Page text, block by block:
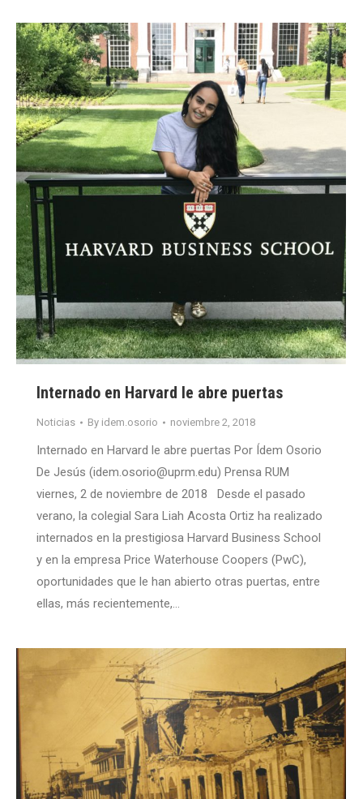
Internado en Harvard le abre puertas
Noticias By idem.osorio noviembre 2, 2018
Internado en Harvard le abre puertas Por Ídem Osorio
De Jesús (idem.osorio@uprm.edu) Prensa RUM
viernes, 2 de noviembre de 2018 Desde el pasado
verano, la colegial Sara Liah Acosta Ortiz ha realizado
internados en la prestigiosa Harvard Business School
y en la empresa Price Waterhouse Coopers (PwC),
oportunidades que le han abierto otras puertas, entre
ellas, más recientemente,…